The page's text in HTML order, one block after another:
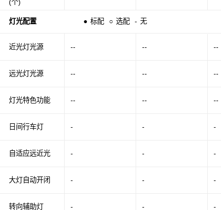
(个)
灯光配置 ● 标配 ○ 选配 - 无
近光灯光源
远光灯光源
灯光特色功能
日间行车灯
自适应远近光
大灯自动开闭
转向辅助灯
-- -- --
-- -- --
-- -- --
- - -
- - -
- - -
- - -